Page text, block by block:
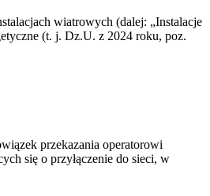
wiatrowych (dalej: „Instalacje
(t. j. Dz.U. z 2024 roku, poz.
przekazania operatorowi
się o przyłączenie do sieci, w